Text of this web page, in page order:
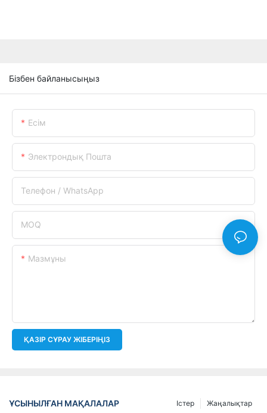
Бізбен байланысыңыз
Есім
Электрондық Пошта
Телефон / WhatsApp
MOQ
Мазмұны
ҚАЗІР СҰРАУ ЖІБЕРІҢІЗ
ҰСЫНЫЛҒАН МАҚАЛАЛАР Жаңалықтар
Істер